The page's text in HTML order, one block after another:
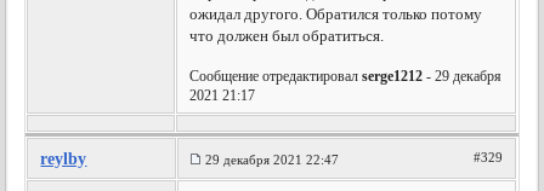
ожидал другого. Обратился только потому
что должен был обратиться.
Сообщение отредактировалserge1212 - 29 декабря
2021 21:17
reylby 29 декабря 2021 22:47 #329